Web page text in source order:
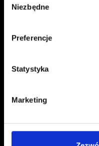
zgody
Niezbędne
Preferencje
Statystyka
Marketing